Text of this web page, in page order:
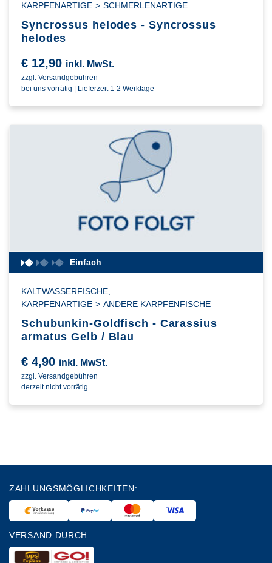
KARPFENARTIGE > SCHMERLENARTIGE
Syncrossus helodes - Syncrossus
helodes
€ 12,90 inkl. MwSt.
zzgl. Versandgebühren
bei uns vorrätig | Lieferzeit 1-2 Werktage
Einfach
KALTWASSERFISCHE,
KARPFENARTIGE > ANDERE KARPFENFISCHE
Schubunkin-Goldfisch - Carassius
armatus Gelb / Blau
€ 4,90 inkl. MwSt.
zzgl. Versandgebühren
derzeit nicht vorrätig
ZAHLUNGSMÖGLICHKEITEN:
VERSAND DURCH: